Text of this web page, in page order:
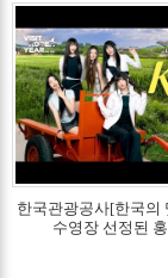
한국관광공사[한국의
수영장 선정된